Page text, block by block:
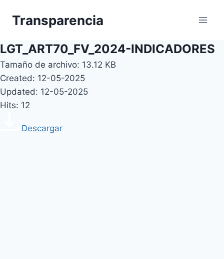
Transparencia
LGT_ART70_FV_2024-INDICADORES
Tamaño de archivo: 13.12 KB
Created: 12-05-2025
Updated: 12-05-2025
Hits: 12
Descargar